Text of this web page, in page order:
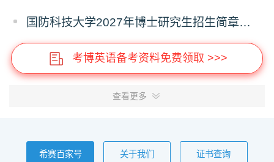
国防科技大学2027年博士研究生招生简章（预发版）
考博英语备考资料免费领取 >>>
查看更多
希赛百家号 关于我们 证书查询